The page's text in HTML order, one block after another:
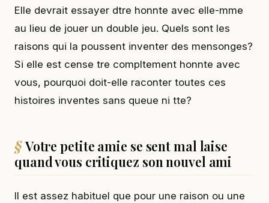
Elle devrait essayer dtre honnte avec elle-mme
au lieu de jouer un double jeu. Quels sont les
raisons qui la poussent inventer des mensonges?
Si elle est cense tre compltement honnte avec
vous, pourquoi doit-elle raconter toutes ces
histoires inventes sans queue ni tte?
Votre petite amie se sent mal laise
quand vous critiquez son nouvel ami
Il est assez habituel que pour une raison ou une